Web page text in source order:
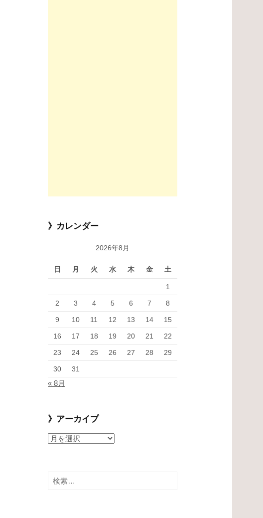
》カレンダー
2026年8月
日 月 火 水 木 金 土
1
2 3 4 5 6 7 8
9 10 11 12 13 14 15
16 17 18 19 20 21 22
23 24 25 26 27 28 29
30 31
« 8月
》アーカイプ
》
カ
イ
検
索: